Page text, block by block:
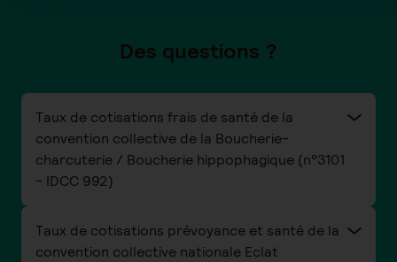
Des questions ?
Taux de cotisations frais de santé de la
convention collective de la Boucherie-
charcuterie / Boucherie hippophagique (n°3101
- IDCC 992)
Taux de cotisations prévoyance et santé de la
convention collective nationale Eclat